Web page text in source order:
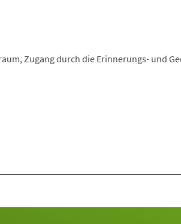
Zugang durch die Erinnerungs- und